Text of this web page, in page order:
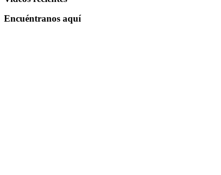
Encuéntranos aquí